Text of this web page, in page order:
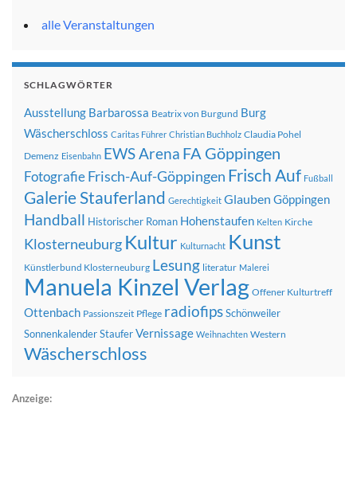
alle Veranstaltungen
SCHLAGWÖRTER
Ausstellung Barbarossa Beatrix von Burgund Burg
Wäscherschloss Caritas Führer Christian Buchholz Claudia Pohel
Demenz Eisenbahn EWS Arena FA Göppingen
FotografieFrisch-Auf-Göppingen Frisch Auf Fußball
Galerie Stauferland Gerechtigkeit Glauben Göppingen
Handball Historischer Roman Hohenstaufen Kelten Kirche
Klosterneuburg Kultur Kulturnacht Kunst
Künstlerbund Klosterneuburg Lesung literatur Malerei
Manuela Kinzel Verlag Offener Kulturtreff
Ottenbach Passionszeit Pflege radiofipsSchönweiler
SonnenkalenderStauferVernissage Weihnachten Western
Wäscherschloss
Anzeige: